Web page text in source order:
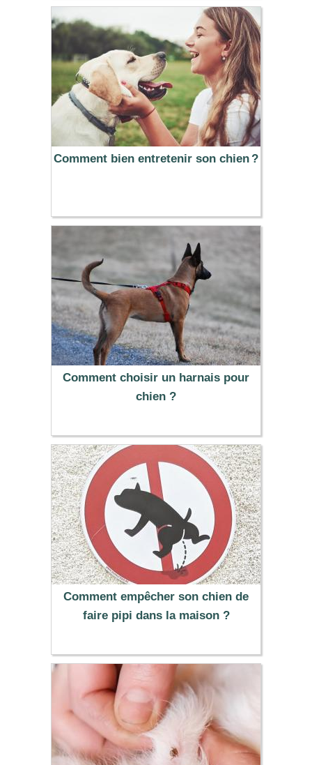
Comment bien entretenir son chien ?
Comment choisir un harnais pour
chien ?
Comment empêcher son chien de
faire pipi dans la maison ?